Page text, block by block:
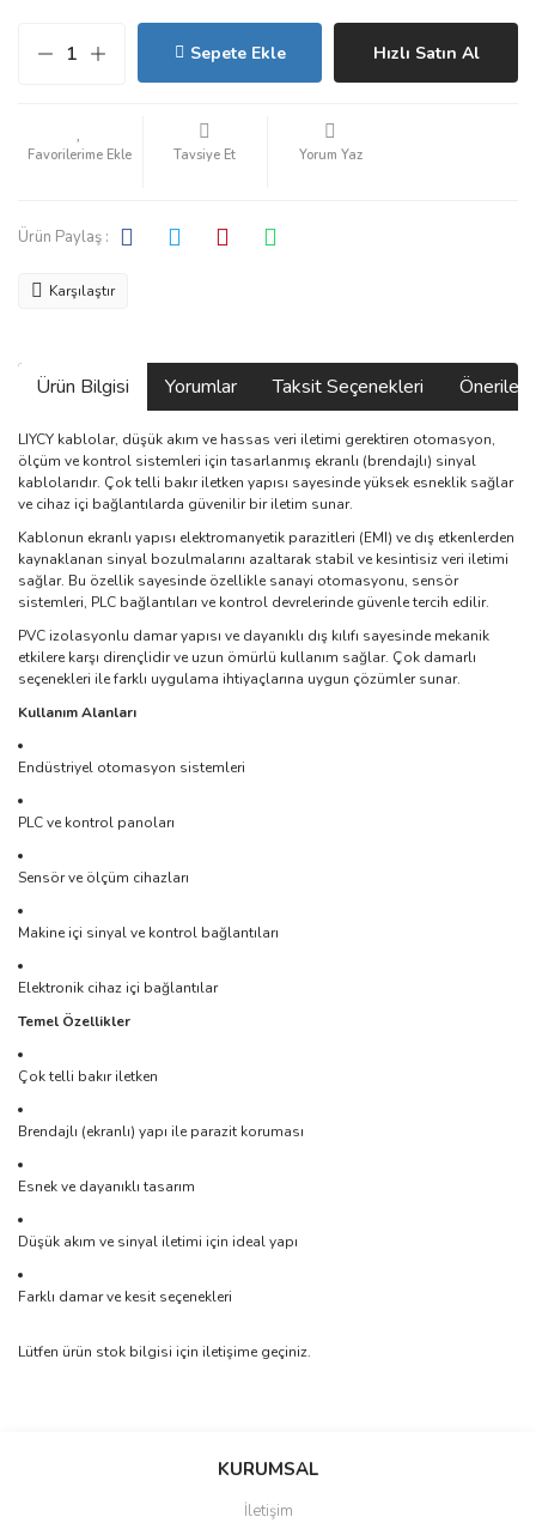
Sepete Ekle Hızlı Satın Al
Tavsiye Et Yorum Yaz
Ürün Paylaş :
Karşılaştır
Ürün Bilgisi Yorumlar Taksit Seçenekleri
LIYCY kablolar, düşük akım ve hassas veri iletimi gerektiren otomasyon,
ölçüm ve kontrol sistemleri için tasarlanmış ekranlı (brendajlı) sinyal
kablolarıdır. Çok telli bakır iletken yapısı sayesinde yüksek esneklik sağlar
ve cihaz içi bağlantılarda güvenilir bir iletim sunar.
Kablonun ekranlı yapısı elektromanyetik parazitleri (EMI) ve dış etkenlerden
kaynaklanan sinyal bozulmalarını azaltarak stabil ve kesintisiz veri iletimi
sağlar. Bu özellik sayesinde özellikle sanayi otomasyonu, sensör
sistemleri, PLC bağlantıları ve kontrol devrelerinde güvenle tercih edilir.
PVC izolasyonlu damar yapısı ve dayanıklı dış kılıfı sayesinde mekanik
etkilere karşı dirençlidir ve uzun ömürlü kullanım sağlar. Çok damarlı
seçenekleri ile farklı uygulama ihtiyaçlarına uygun çözümler sunar.
Kullanım Alanları
Endüstriyel otomasyon sistemleri
PLC ve kontrol panoları
Sensör ve ölçüm cihazları
Makine içi sinyal ve kontrol bağlantıları
Elektronik cihaz içi bağlantılar
Temel Özellikler
Çok telli bakır iletken
Brendajlı (ekranlı) yapı ile parazit koruması
Esnek ve dayanıklı tasarım
Düşük akım ve sinyal iletimi için ideal yapı
Farklı damar ve kesit seçenekleri
Lütfen ürün stok bilgisi için iletişime geçiniz.
Bu ürüne ilk yorumu siz yapın!
KURUMSAL
İletişim